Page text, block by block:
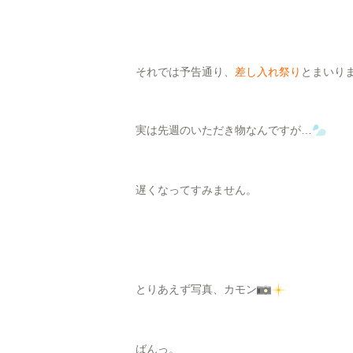
それでは予告通り、 差し入れ祭り とまいり
実は先週のいただき物なんですが…
遅くなってすみません。
とりあえず写真、カモン
ばんっ。